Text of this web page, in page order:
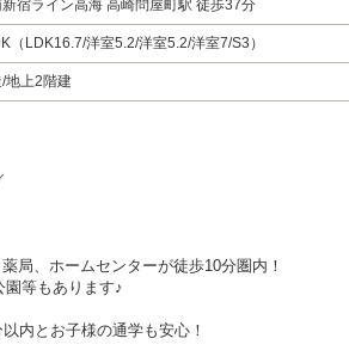
宿ライン高海 高崎問屋町駅 徒歩37分
（LDK16.7/洋室5.2/洋室5.2/洋室7/S3）
地上2階建
局、ホームセンターが徒歩10分圏内！
等もあります♪
内とお子様の通学も安心！